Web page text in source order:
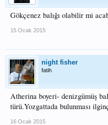
Gökçenez balığı olabilir mi
15 Ocak 2015
night fisher
fatih
Atherina boyeri- denizgümüş
türü.Yozgattada bulunması
16 Ocak 2015